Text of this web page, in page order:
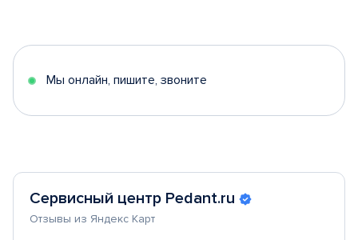
5
Мы онлайн, пишите, звоните
Сервисный центр Pedant.ru
Отзывы из Яндекс Карт